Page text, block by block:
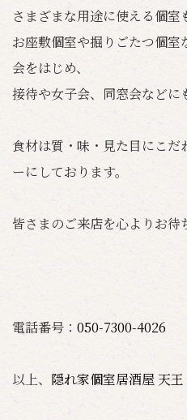
さまざまな用途に使える個室
お座敷個室や掘りごたつ個
会をはじめ、
接待や女子会、同窓会などに
食材は質・味・見た目にこだ
ーにしております。
皆さまのご来店を心よりお待
電話番号： 050-7300-4026
以上、 隠れ家個室居酒屋 天